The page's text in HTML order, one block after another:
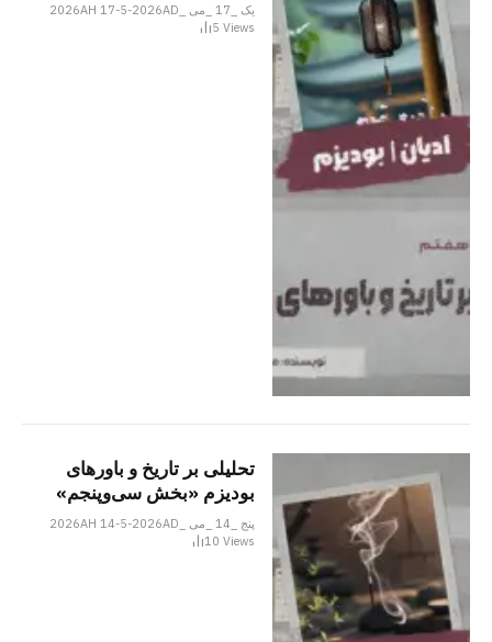
یک _17 _می _2026AH 17-5-2026AD
5Views
تحلیلی بر تاریخ و باورهای
بودیزم «بخش سی‌وپنجم»
پنج _14 _می _2026AH 14-5-2026AD
10Views